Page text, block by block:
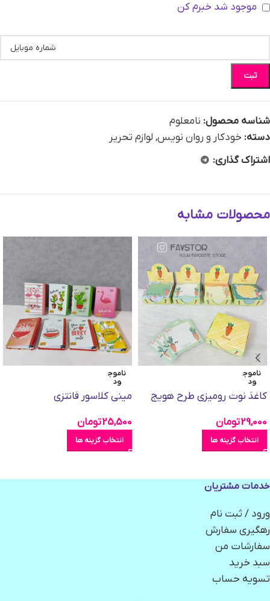
موجود شد خبرم کن
ثبت
شناسه محصول: نامعلوم
دسته: خودکار و روان نویس, لوازم تحریر
اشتراک گذاری:
محصولات مشابه
ناموج
ود
کاغذ نوت رومیزی طرح هویج
29,000تومان
انتخاب گزینه ها
ناموج
ود
مینی کلاسور فانتزی
25,500تومان
انتخاب گزینه ها
خدمات مشتریان
ورود / ثبت نام
رهگیری سفارش
سفارشات من
سبد خرید
تسویه حساب